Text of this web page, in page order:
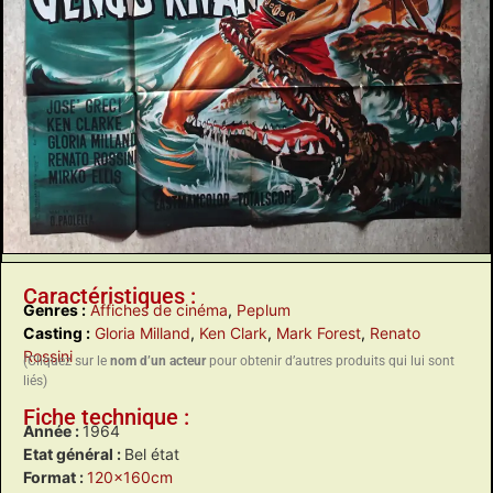
Caractéristiques :
Genres : Affiches de cinéma, Peplum
Casting : Gloria Milland, Ken Clark, Mark Forest, Renato
Rossini
(Cliquez sur le nom d’un acteurpour obtenir d’autres produits qui lui sont
liés)
Fiche technique :
Année : 1964
Etat général : Bel état
Format :120x160cm